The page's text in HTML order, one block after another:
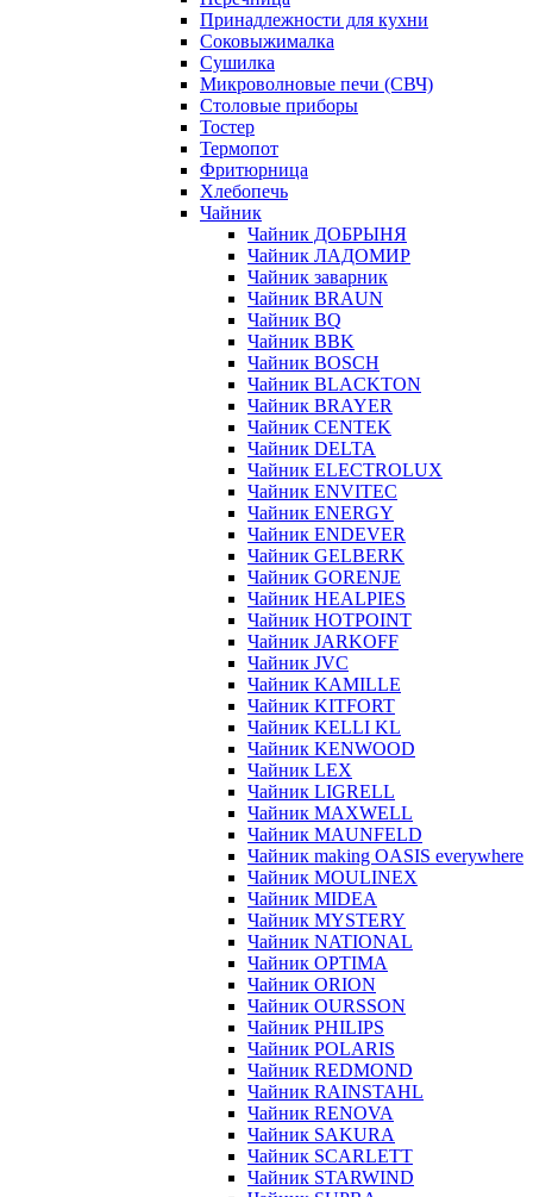
Принадлежности для кухни
Соковыжималка
Сушилка
Микроволновые печи (СВЧ)
Столовые приборы
Тостер
Термопот
Фритюрница
Хлебопечь
Чайник
Чайник ДОБРЫНЯ
Чайник ЛАДОМИР
Чайник заварник
Чайник BRAUN
Чайник BQ
Чайник BBK
Чайник BOSCH
Чайник BLACKTON
Чайник BRAYER
Чайник CENTEK
Чайник DELTA
Чайник ELECTROLUX
Чайник ENVITEC
Чайник ENERGY
Чайник ENDEVER
Чайник GELBERK
Чайник GORENJE
Чайник HEALPIES
Чайник HOTPOINT
Чайник JARKOFF
Чайник JVC
Чайник KAMILLE
Чайник KITFORT
Чайник KELLI KL
Чайник KENWOOD
Чайник LEX
Чайник LIGRELL
Чайник MAXWELL
Чайник MAUNFELD
Чайник making OASIS everywhere
Чайник MOULINEX
Чайник MIDEA
Чайник MYSTERY
Чайник NATIONAL
Чайник OPTIMA
Чайник ORION
Чайник OURSSON
Чайник PHILIPS
Чайник POLARIS
Чайник REDMOND
Чайник RAINSTAHL
Чайник RENOVA
Чайник SAKURA
Чайник SCARLETT
Чайник STARWIND